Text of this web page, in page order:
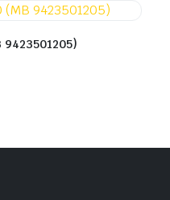
9423501205)